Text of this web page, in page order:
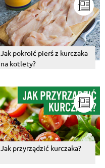
Jak pokroić pierś z kurczaka
na kotlety?
Jak przyrządzić kurczaka?